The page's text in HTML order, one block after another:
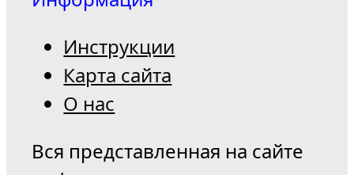
Инструкции
Карта сайта
О нас
Вся представленная на сайте